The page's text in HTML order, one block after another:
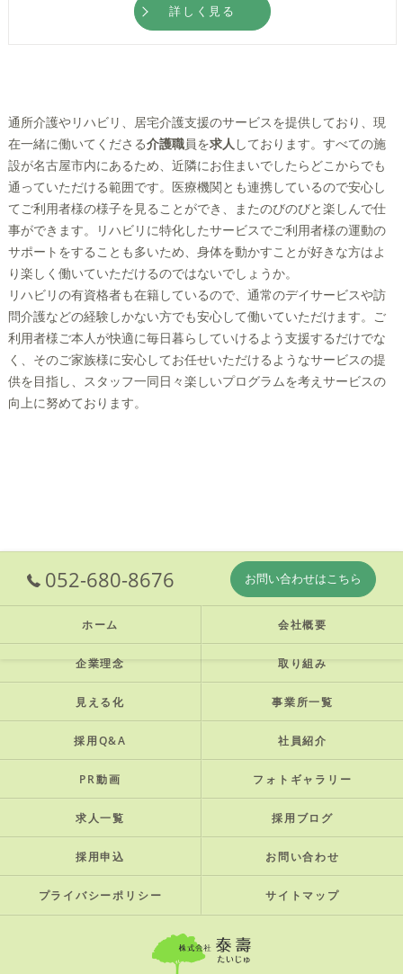
詳しく見る
通所介護やリハビリ、居宅介護支援のサービスを提供しており、現
在一緒に働いてくださる介護職員を求人 しております。すべての施
設が名古屋市内にあるため、近隣にお住まいでしたらどこからでも
通っていただける範囲です。医療機関とも連携しているので安心し
てご利用者様の様子を見ることができ、またのびのびと楽しんで仕
事ができます。リハビリに特化したサービスでご利用者様の運動の
サポートをすることも多いため、身体を動かすことが好きな方はよ
り楽しく働いていただけるのではないでしょうか。
リハビリの有資格者も在籍しているので、通常のデイサービスや訪
問介護などの経験しかない方でも安心して働いていただけます。ご
利用者様ご本人が快適に毎日暮らしていけるよう支援するだけでな
く、そのご家族様に安心してお任せいただけるようなサービスの提
供を目指し、スタッフ一同日々楽しいプログラムを考えサービスの
向上に努めております。
052-680-8676 お問い合わせはこちら
ホーム 会社概要
企業理念 取り組み
見える化 事業所一覧
採用Q&A 社員紹介
PR動画 フォトギャラリー
求人一覧 採用ブログ
採用申込 お問い合わせ
プライバシーポリシー サイトマップ